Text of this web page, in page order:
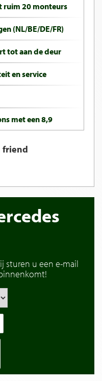
ruim 20 monteurs
(NL/BE/DE/FR)
tot aan de deur
en service
met een 8,9
friend
sturen u een e-mail